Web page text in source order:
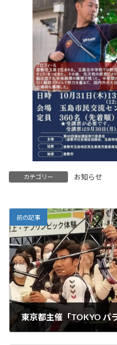
カテゴリー お知らせ
前の記事
東京都主催「TOKYO パ